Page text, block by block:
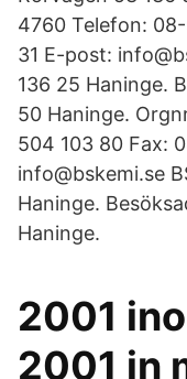
4760 Telefon:
31 E-post:
136 25 Haninge.
50 Haninge.
504 103 80 Fax:
info@bskemi.se
Haninge.
Haninge.
2001
2001 in